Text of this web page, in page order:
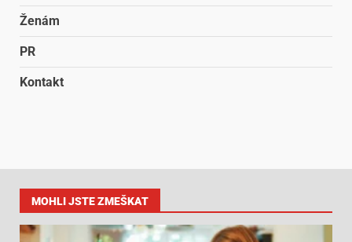
Ženám
PR
Kontakt
MOHLI JSTE ZMEŠKAT